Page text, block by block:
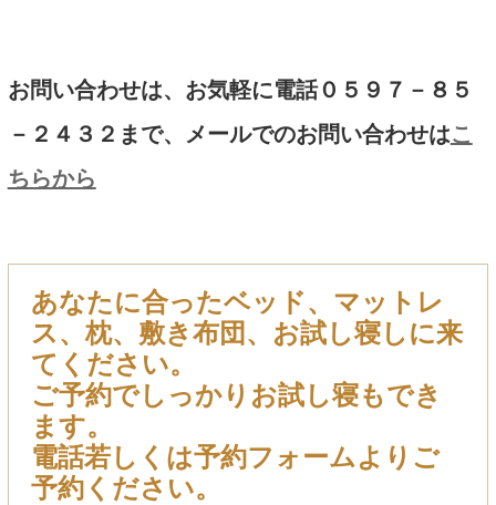
お問い合わせは、お気軽に電話０５９７－８５
－２４３２まで、メールでのお問い合わせはこ
ちらから
あなたに合ったベッド、マットレ
ス、枕、敷き布団、お試し寝しに来
てください。
ご予約でしっかりお試し寝もでき
ます。
電話若しくは予約フォームよりご
予約ください。